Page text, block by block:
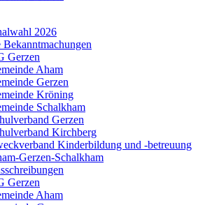
2026
Gerzen
Aham
Gerzen
Kröning
Schalkham
Gerzen
Kirchberg
Kinderbildung und -betreuung
Gerzen-Schalkham
Gerzen
Aham